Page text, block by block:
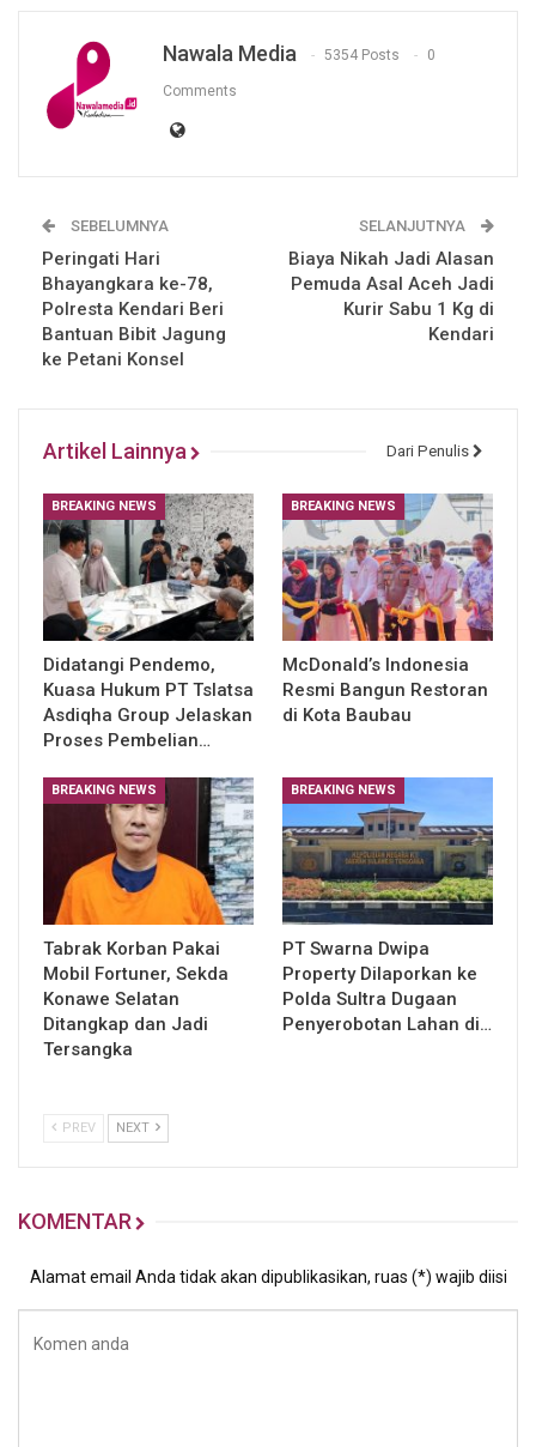
Nawala Media 5354 Posts 0
Comments
SEBELUMNYA
Peringati Hari
Bhayangkara ke-78,
Polresta Kendari Beri
Bantuan Bibit Jagung
ke Petani Konsel
SELANJUTNYA
Biaya Nikah Jadi Alasan
Pemuda Asal Aceh Jadi
Kurir Sabu 1 Kg di
Kendari
Artikel Lainnya Dari Penulis
BREAKING NEWS
Didatangi Pendemo,
Kuasa Hukum PT Tslatsa
Asdiqha Group Jelaskan
Proses Pembelian…
BREAKING NEWS
McDonald’s Indonesia
Resmi Bangun Restoran
di Kota Baubau
BREAKING NEWS
Tabrak Korban Pakai
Mobil Fortuner, Sekda
Konawe Selatan
Ditangkap dan Jadi
Tersangka
BREAKING NEWS
PT Swarna Dwipa
Property Dilaporkan ke
Polda Sultra Dugaan
Penyerobotan Lahan di…
PREV NEXT
KOMENTAR
Alamat email Anda tidak akan dipublikasikan, ruas (*) wajib diisi